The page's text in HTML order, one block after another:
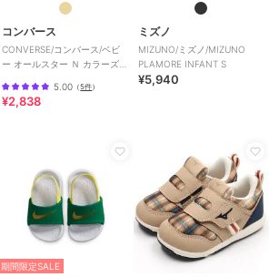
コンバース
CONVERSE/コンバース/ベビ
ー オールスター Ｎ カラーズ
5.00 （5件）
¥2,838
ミズノ
MIZUNO/ミズノ/MIZUNO
PLAMORE INFANT S
¥5,940
期間限定SALE